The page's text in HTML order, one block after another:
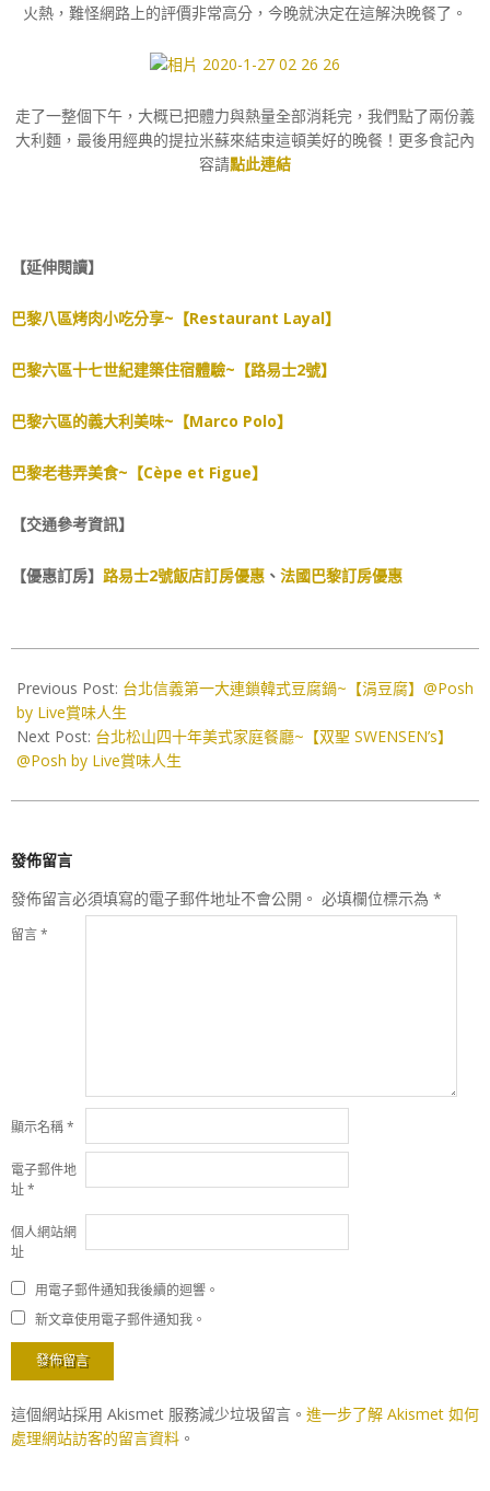
火熱，難怪網路上的評價非常高分，今晚就決定在這解決晚餐了。
走了一整個下午，大概已把體力與熱量全部消耗完，我們點了兩份義
大利麵，最後用經典的提拉米蘇來結束這頓美好的晚餐！更多食記內
容請點此連結
【延伸閱讀】
巴黎八區烤肉小吃分享~【Restaurant Layal】
巴黎六區十七世紀建築住宿體驗~【路易士2號】
巴黎六區的義大利美味~【Marco Polo】
巴黎老巷弄美食~【Cèpe et Figue】
【交通參考資訊】
【優惠訂房】 路易士2號飯店訂房優惠 、 法國巴黎訂房優惠
11-
10
Previous Post: 台北信義第一大連鎖韓式豆腐鍋~【涓豆腐】@Posh
by Live賞味人生
Next Post: 台北松山四十年美式家庭餐廳~【双聖 SWENSEN’s】
@Posh by Live賞味人生
發佈留言
發佈留言必須填寫的電子郵件地址不會公開。 必填欄位標示為 *
留言*
顯示名稱*
電子郵件地
址*
個人網站網
址
用電子郵件通知我後續的迴響。
新文章使用電子郵件通知我。
這個網站採用 Akismet 服務減少垃圾留言。 進一步了解 Akismet 如何
處理網站訪客的留言資料 。